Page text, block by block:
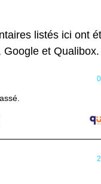
listés ici ont
Google et Qualibox.